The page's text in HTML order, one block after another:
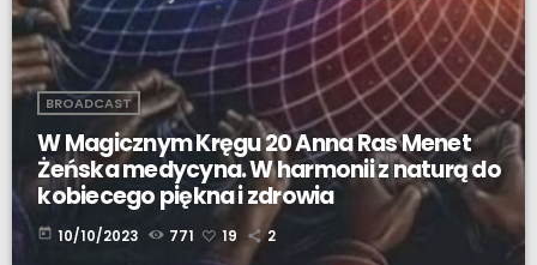
BROADCAST
W Magicznym Kręgu 20 Anna Ras Menet
Żeńska medycyna. W harmonii z naturą do
kobiecego piękna i zdrowia
today 10/10/2023 771 19 2